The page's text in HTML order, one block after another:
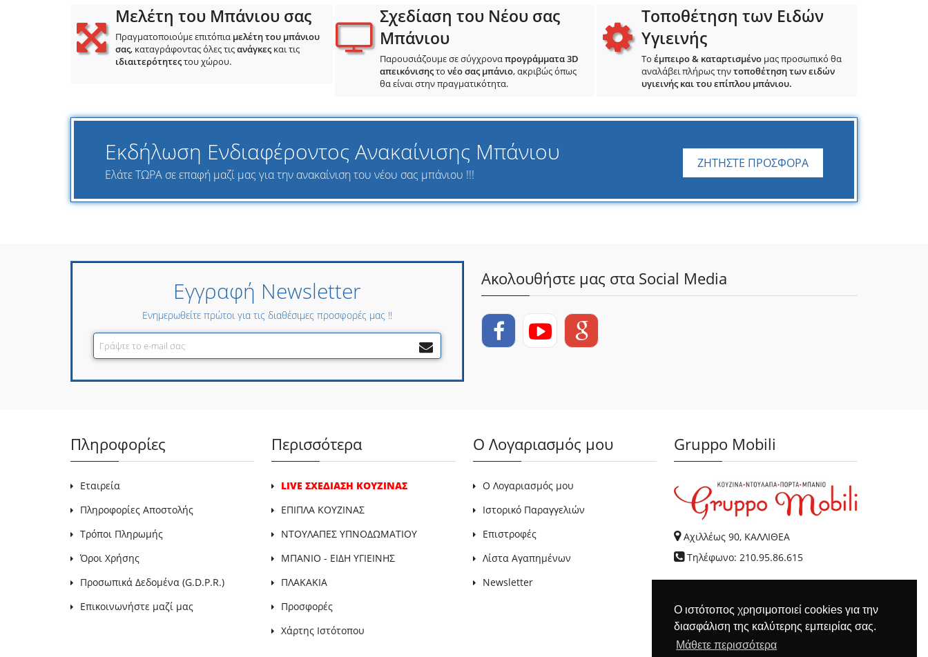
Ο ιστότοπος χρησιμοποιεί cookies για την
διασφάλιση της καλύτερης εμπειρίας σας.
Μάθετε περισσότερα
Μελέτη του Μπάνιου σας
Πραγματοποιούμε επιτόπια μελέτη του μπάνιου
σας, καταγράφοντας όλες τιςανάγκες και τις
ιδιαιτερότητεςτου χώρου.
Σχεδίαση του Νέου σας
Μπάνιου
Παρουσιάζουμε σε σύγχροναπρογράμματα 3D
απεικόνισηςτο νέο σας μπάνιο, ακριβώς όπως
θα είναι στην πραγματικότητα.
Τοποθέτηση των Ειδών
Υγιεινής
Τοέμπειρο & καταρτισμένο μας προσωπικό θα
αναλάβει πλήρως τηντοποθέτηση των ειδών
υγιεινής και του επίπλου μπάνιου.
Εκδήλωση Ενδιαφέροντος Ανακαίνισης Μπάνιου
Ελάτε ΤΩΡΑ σε επαφή μαζί μας για την ανακαίνιση του νέου σας μπάνιου !!!
ΖΗΤΗΣΤΕ ΠΡΟΣΦΟΡΑ
Εγγραφή Newsletter
Ενημερωθείτε πρώτοι για τις διαθέσιμες προσφορές μας !!
Ακολουθήστε μας στα Social Media
Πληροφορίες
Εταιρεία
Πληροφορίες Αποστολής
Τρόποι Πληρωμής
Όροι Χρήσης
Προσωπικά Δεδομένα (G.D.P.R.)
Επικοινωνήστε μαζί μας
Περισσότερα
LIVE ΣΧΕΔΙΑΣΗ ΚΟΥΖΙΝΑΣ
ΕΠΙΠΛΑ ΚΟΥΖΙΝΑΣ
ΝΤΟΥΛΑΠΕΣ ΥΠΝΟΔΩΜΑΤΙΟΥ
ΜΠΑΝΙΟ - ΕΙΔΗ ΥΓΙΕΙΝΗΣ
ΠΛΑΚΑΚΙΑ
Προσφορές
Χάρτης Ιστότοπου
Ο Λογαριασμός μου
Ο Λογαριασμός μου
Ιστορικό Παραγγελιών
Επιστροφές
Λίστα Αγαπημένων
Newsletter
Gruppo Mobili
Αχιλλέως 90, ΚΑΛΛΙΘΕΑ
Τηλέφωνο: 210.95.86.615